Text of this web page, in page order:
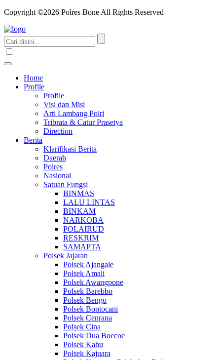
Copyright ©2026 Polres Bone All Rights Reserved
Home
Profile
Profile
Visi dan Misi
Arti Lambang Polri
Tribrata & Catur Prasetya
Direction
Berita
Klarifikasi Berita
Daerah
Polres
Nasional
Satuan Fungsi
BINMAS
LALU LINTAS
BINKAM
NARKOBA
POLAIRUD
RESKRIM
SAMAPTA
Polsek Jajaran
Polsek Ajangale
Polsek Amali
Polsek Awangpone
Polsek Barebbo
Polsek Bengo
Polsek Bontocani
Polsek Cenrana
Polsek Cina
Polsek Dua Boccoe
Polsek Kahu
Polsek Kajuara